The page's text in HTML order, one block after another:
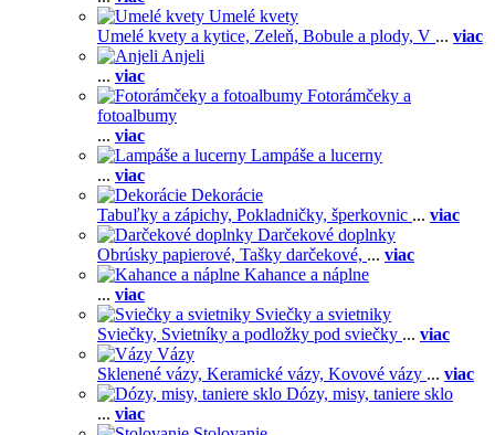
Umelé kvety
Umelé kvety a kytice, Zeleň, Bobule a plody, V ... viac
Anjeli
... viac
Fotorámčeky a
fotoalbumy
... viac
Lampáše a lucerny
... viac
Dekorácie
Tabuľky a zápichy, Pokladničky, šperkovnic ... viac
Darčekové doplnky
Obrúsky papierové, Tašky darčekové, ... viac
Kahance a náplne
... viac
Sviečky a svietniky
Sviečky, Svietníky a podložky pod sviečky ... viac
Vázy
Sklenené vázy, Keramické vázy, Kovové vázy ... viac
Dózy, misy, taniere sklo
... viac